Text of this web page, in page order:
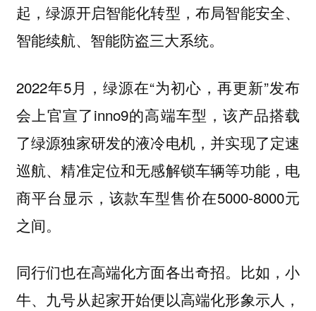
起，绿源开启智能化转型，布局智能安全、
智能续航、智能防盗三大系统。
2022年5月，绿源在“为初心，再更新”发布
会上官宣了inno9的高端车型，该产品搭载
了绿源独家研发的液冷电机，并实现了定速
巡航、精准定位和无感解锁车辆等功能，电
商平台显示，该款车型售价在5000-8000元
之间。
同行们也在高端化方面各出奇招。比如，小
牛、九号从起家开始便以高端化形象示人，